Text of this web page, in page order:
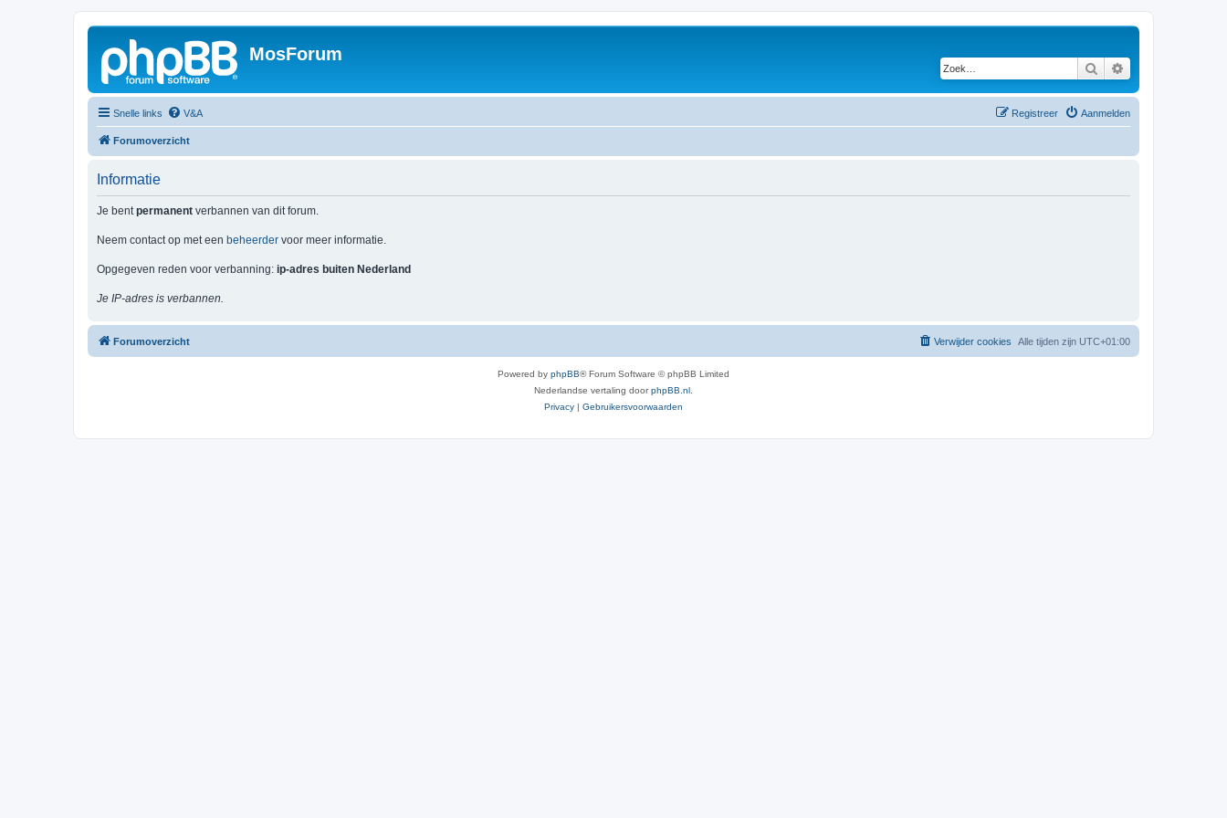
MosForum
Zoek
Snelle links V&A Aanmelden
Registreer
Forumoverzicht
Informatie
Je bentpermanent verbannen van dit forum.
Neem contact op met een beheerder voor meer informatie.
Opgegeven reden voor verbanning: ip-adres buiten Nederland
Je IP-adres is verbannen.
Forumoverzicht Alle tijden zijn UTC+01:00
Verwijder cookies
Powered by phpBB® Forum Software © phpBB Limited
Nederlandse vertaling doorphpBB.nl
Privacy | Gebruikersvoorwaarden